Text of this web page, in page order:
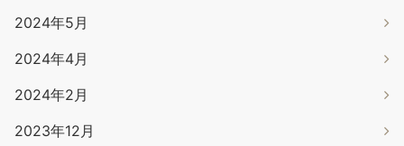
2024年5月
2024年4月
2024年2月
2023年12月